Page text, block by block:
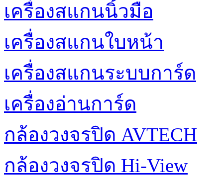
เครื่องสแกนนิ้วมือ
เครื่องสแกนใบหน้า
เครื่องสแกนระบบการ์ด
เครื่องอ่านการ์ด
กล้องวงจรปิด AVTECH
กล้องวงจรปิด Hi-View